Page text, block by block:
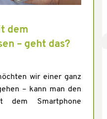
dem
– geht das?
wir einer ganz
– kann man den
dem Smartphone